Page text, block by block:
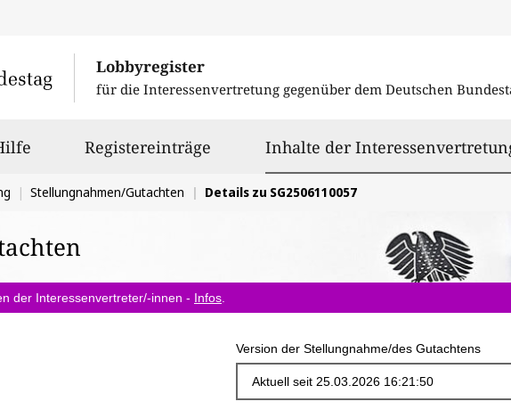
Lobbyregister
für die Interessenvertretung gegenüber dem Deutschen
Registereinträge Inhalte der
Stellungnahmen/Gutachten Details zu SG2506110057
der Interessenvertreter/-innen - Infos
Version der Stellungnahme/des Gutachtens